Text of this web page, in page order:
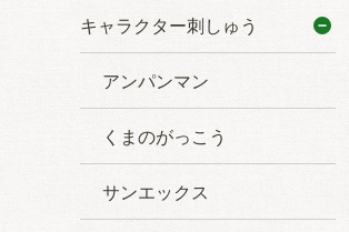
キャラクター刺しゅう
アンパンマン
くまのがっこう
サンエックス